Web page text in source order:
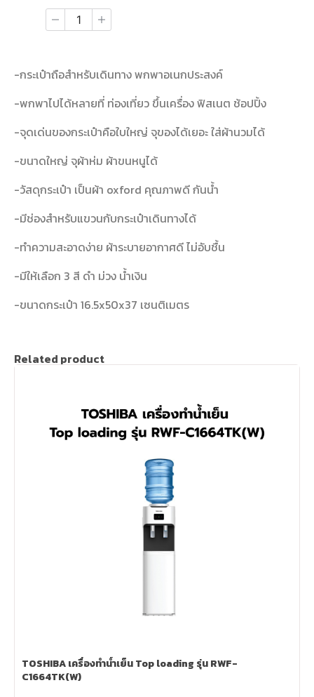
-กระเป๋าถือสำหรับเดินทาง พกพาอเนกประสงค์
-พกพาไปได้หลายที่ ท่องเที่ยว ขึ้นเครื่อง ฟิสเนต ช้อปปิ้ง
-จุดเด่นของกระเป๋าคือใบใหญ่ จุของได้เยอะ ใส่ผ้านวมได้
-ขนาดใหญ่ จุผ้าห่ม ผ้าขนหนูได้
-วัสดุกระเป๋า เป็นผ้า oxford คุณภาพดี กันน้ำ
-มีช่องสำหรับแขวนกับกระเป๋าเดินทางได้
-ทำความสะอาดง่าย ผ้าระบายอากาศดี ไม่อับชื้น
-มีให้เลือก 3 สี ดำ ม่วง น้ำเงิน
-ขนาดกระเป๋า 16.5x50x37 เซนติเมตร
Related product
TOSHIBA เครื่องทำน้ำเย็น Top loading รุ่น RWF-
C1664TK(W)